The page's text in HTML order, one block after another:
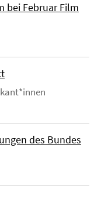
bei Februar Film
des Bundes